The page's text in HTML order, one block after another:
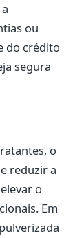
ou
do crédito
segura
o
reduzir a
o
Em